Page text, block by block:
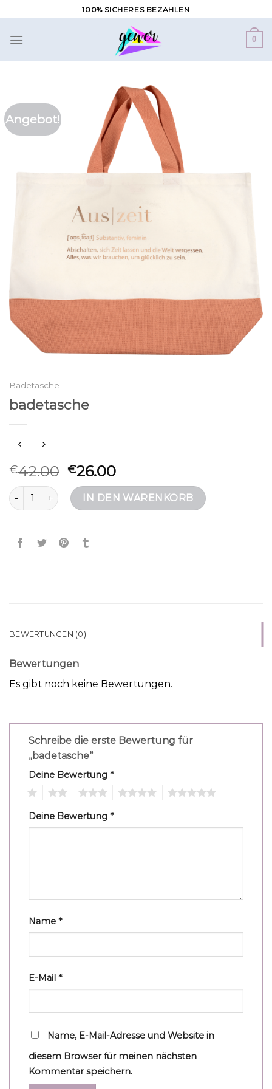
Inhalt
springen
100% SICHERES BEZAHLEN
0
Angebot!
Badetasche
badetasche
€42.00 €26.00
badetasche MengeIN DEN WARENKORB
BEWERTUNGEN (0)
Bewertungen
Es gibt noch keine Bewertungen.
Schreibe die erste Bewertung für
„badetasche“
Deine Bewertung *
Deine Bewertung *
Name *
E-Mail *
Name, E-Mail-Adresse und Website in
diesem Browser für meinen nächsten
Kommentar speichern.